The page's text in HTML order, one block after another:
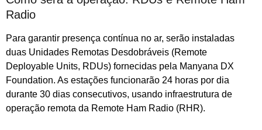
Radio
Para garantir presença contínua no ar, serão instaladas
duas Unidades Remotas Desdobráveis (Remote
Deployable Units, RDUs) fornecidas pela Manyana DX
Foundation. As estações funcionarão 24 horas por dia
durante 30 dias consecutivos, usando infraestrutura de
operação remota da Remote Ham Radio (RHR).